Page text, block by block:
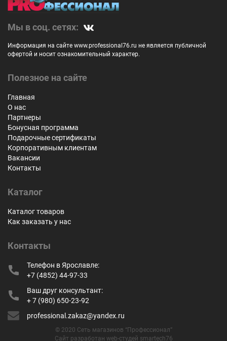
Мы в соц. сетях:
Информация на сайте www.professional76.ru не является публичной
офертой и носит ознакомительный характер.
Полезное на сайте
Главная
О нас
Партнеры
Бонусная программа
Подарочные сертификаты
Корпоративным клиентам
Вакансии
Контакты
Каталог
Каталог товаров
Как заказать у нас
Контакты
Телефон в Ярославле:
+7 (4852) 44-97-33
Ваш друг консультант:
+ 7 (980) 650-23-92
professional.zakaz@yandex.ru
© 2020 Сеть магазинов “Профессионал”
Сайт разработан web-студей smartech76